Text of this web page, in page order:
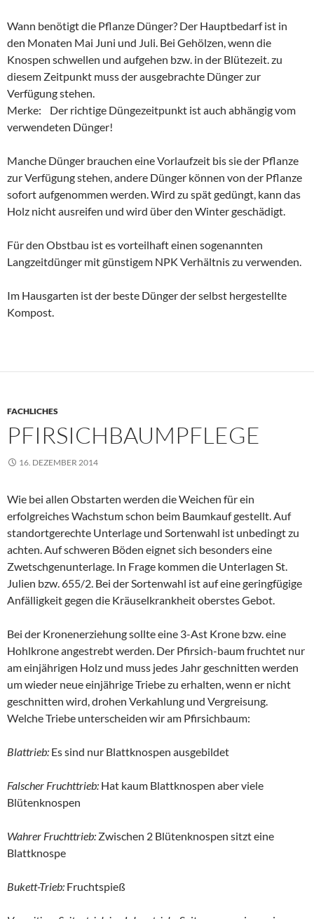
Wann benötigt die Pflanze Dünger? Der Hauptbedarf ist in
den Monaten Mai Juni und Juli. Bei Gehölzen, wenn die
Knospen schwellen und aufgehen bzw. in der Blütezeit. zu
diesem Zeitpunkt muss der ausgebrachte Dünger zur
Verfügung stehen.
Merke: Der richtige Düngezeitpunkt ist auch abhängig vom
verwendeten Dünger!
Manche Dünger brauchen eine Vorlaufzeit bis sie der Pflanze
zur Verfügung stehen, andere Dünger können von der Pflanze
sofort aufgenommen werden. Wird zu spät gedüngt, kann das
Holz nicht ausreifen und wird über den Winter geschädigt.
Für den Obstbau ist es vorteilhaft einen sogenannten
Langzeitdünger mit günstigem NPK Verhältnis zu verwenden.
Im Hausgarten ist der beste Dünger der selbst hergestellte
Kompost.
FACHLICHES
PFIRSICHBAUMPFLEGE
16. DEZEMBER 2014
Wie bei allen Obstarten werden die Weichen für ein
erfolgreiches Wachstum schon beim Baumkauf gestellt. Auf
standortgerechte Unterlage und Sortenwahl ist unbedingt zu
achten. Auf schweren Böden eignet sich besonders eine
Zwetschgenunterlage. In Frage kommen die Unterlagen St.
Julien bzw. 655/2. Bei der Sortenwahl ist auf eine geringfügige
Anfälligkeit gegen die Kräuselkrankheit oberstes Gebot.
Bei der Kronenerziehung sollte eine 3-Ast Krone bzw. eine
Hohlkrone angestrebt werden. Der Pfirsich-baum fruchtet nur
am einjährigen Holz und muss jedes Jahr geschnitten werden
um wieder neue einjährige Triebe zu erhalten, wenn er nicht
geschnitten wird, drohen Verkahlung und Vergreisung.
Welche Triebe unterscheiden wir am Pfirsichbaum:
Blattrieb: Es sind nur Blattknospen ausgebildet
Falscher Fruchttrieb: Hat kaum Blattknospen aber viele
Blütenknospen
Wahrer Fruchttrieb: Zwischen 2 Blütenknospen sitzt eine
Blattknospe
Bukett-Trieb: Fruchtspieß